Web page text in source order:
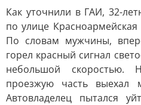
Как уточнили в ГАИ, 32-
по улице
По словам мужчины,
горел красный сигнал
небольшой скоростью.
проезжую часть выехал
Автовладелец пытался